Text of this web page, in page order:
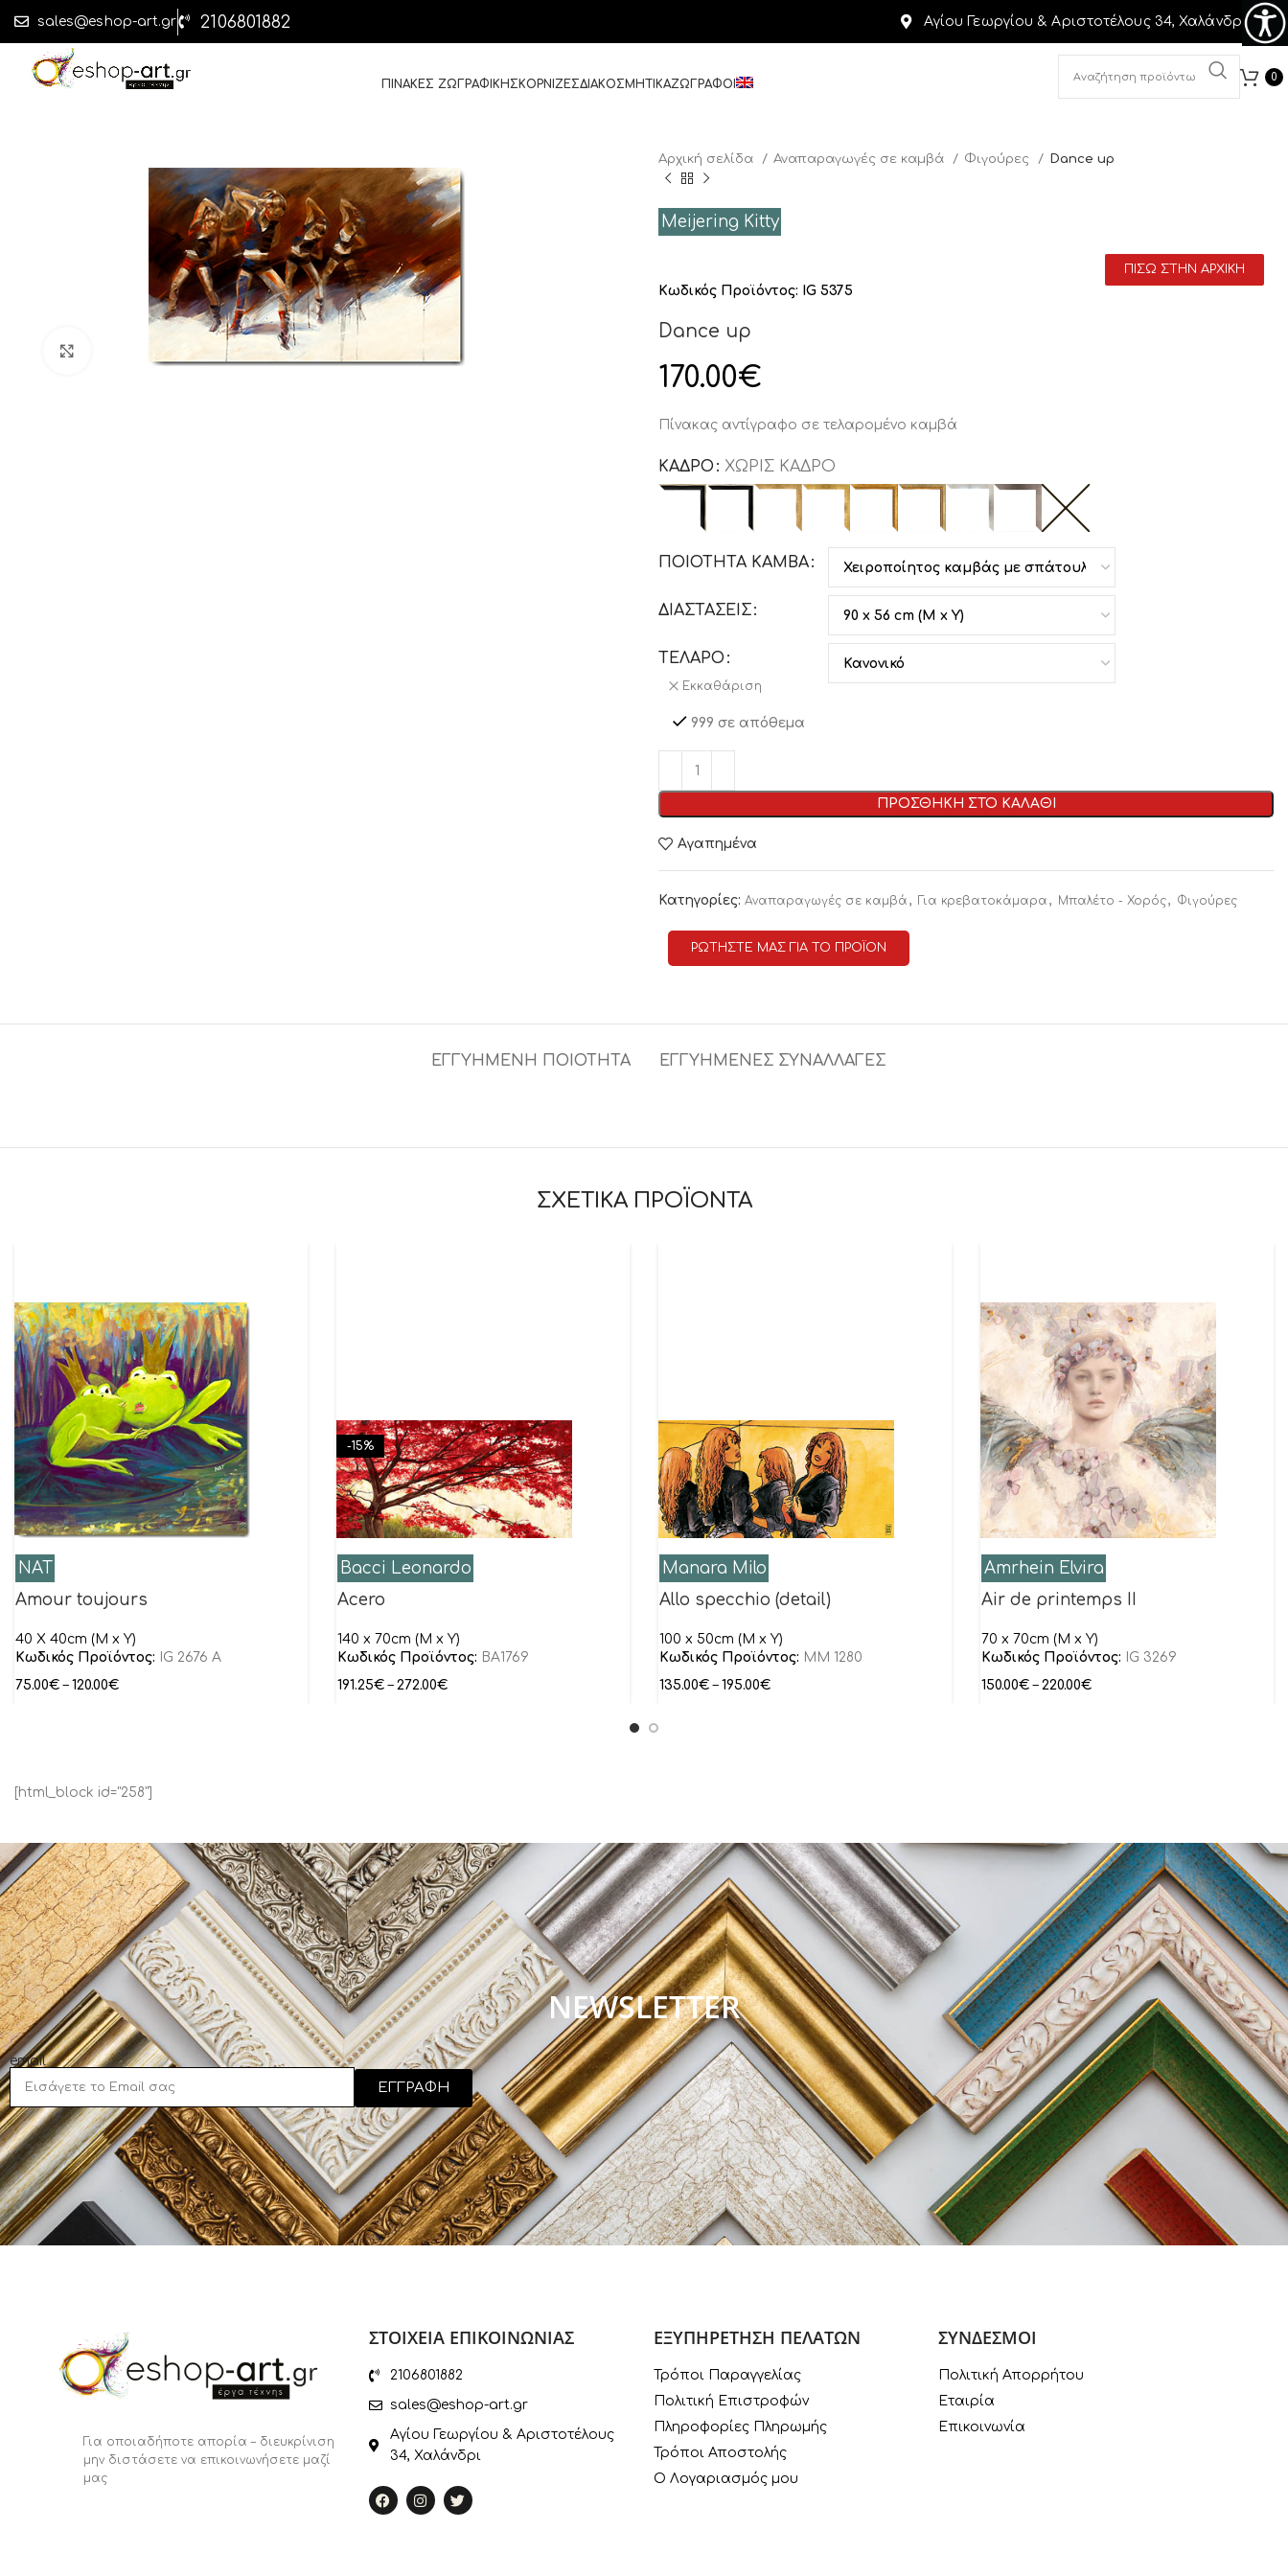
sales@eshop-art.gr 2106801882 Αγίου Γεωργίου & Αριστοτέλους 34, Χαλάνδρι
ΠΙΝΑΚΕΣ ΖΩΓΡΑΦΙΚΗΣΚΟΡΝΙΖΕΣΔΙΑΚΟΣΜΗΤΙΚΑΖΩΓΡΑΦΟΙ
0
Αρχική σελίδα Αναπαραγωγές σε καμβά Φιγούρες Dance up
Meijering Kitty
ΠΙΣΩ ΣΤΗΝ ΑΡΧΙΚΗ
Κωδικός Προϊόντος: IG 5375
Dance up
170.00€
Πίνακας αντίγραφο σε τελαρομένο καμβά
ΚΑΔΡΟ ΧΩΡΙΣ ΚΑΔΡΟ
ΠΟΙΟΤΗΤΑ ΚΑΜΒΑ
ΔΙΑΣΤΑΣΕΙΣ
ΤΕΛΑΡΟ
Εκκαθάριση
999 σε απόθεμα
ΠΡΟΣΘΗΚΗ ΣΤΟ ΚΑΛΑΘΙ
Αγαπημένα
Κατηγορίες: Αναπαραγωγές σε καμβά , Για κρεβατοκάμαρα , Μπαλέτο - Χορός, Φιγούρες
ΡΩΤΗΣΤΕ ΜΑΣ ΓΙΑ ΤΟ ΠΡΟΪΟΝ
ΕΓΓΥΗΜΕΝΗ ΠΟΙΟΤΗΤΑ ΕΓΓΥΗΜΕΝΕΣ ΣΥΝΑΛΛΑΓΕΣ
ΣΧΕΤΙΚΑ ΠΡΟΪΟΝΤΑ
NAT
Amour toujours
40 Χ 40cm (Μ x Υ)
Κωδικός Προϊόντος:
IG 2676 A
75.00€ – 120.00€
-15%
Bacci Leonardo
Acero
140 x 70cm (M x Y)
Κωδικός Προϊόντος: BA1769
191.25€ – 272.00€
Manara Milo
Allo specchio (detail)
100 x 50cm (M x Y)
Κωδικός Προϊόντος: MM 1280
135.00€ – 195.00€
Amrhein Elvira
Air de printemps II
70 x 70cm (M x Y)
Κωδικός Προϊόντος:
IG 3269
150.00€ – 220.00€
[html_block id="258"]
NEWSLETTER
email
ΕΓΓΡΑΦΗ
Για οποιαδήποτε απορία – διευκρίνιση
μην διστάσετε να επικοινωνήσετε μαζί
μας
ΣΤΟΙΧΕΙΑ ΕΠΙΚΟΙΝΩΝΙΑΣ
2106801882
sales@eshop-art.gr
Αγίου Γεωργίου & Αριστοτέλους
34, Χαλάνδρι
ΕΞΥΠΗΡΕΤΗΣΗ ΠΕΛΑΤΩΝ
Τρόποι Παραγγελίας
Πολιτική Επιστροφών
Πληροφορίες Πληρωμής
Τρόποι Αποστολής
Ο Λογαριασμός μου
ΣΥΝΔΕΣΜΟΙ
Πολιτική Απορρήτου
Εταιρία
Επικοινωνία